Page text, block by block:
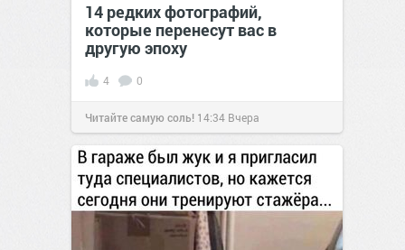
14 редких фотографий,
которые перенесут вас в
другую эпоху
4 0
Читайте самую соль! 14:34 Вчера